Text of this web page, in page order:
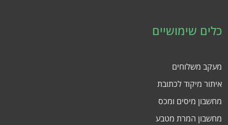
כלים שימושיים
מעקב משלוחים
איתור מיקוד לכתובת
מחשבון מיסים ומכס
מחשבון המרת מטבע